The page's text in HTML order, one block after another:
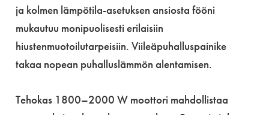
ja kolmen lämpötila-asetuksen ansiosta fööni
mukautuu monipuolisesti erilaisiin
hiustenmuotoilutarpeisiin. Viileäpuhalluspainike
takaa nopean puhalluslämmön alentamisen.
Tehokas 1800–2000 W moottori mahdollistaa